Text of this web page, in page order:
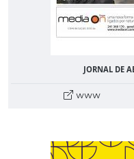
JORNAL DE
www